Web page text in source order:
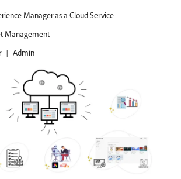
Manager as a Cloud Service
Management
Admin